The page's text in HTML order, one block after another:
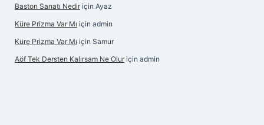
Baston Sanatı Nedir için Ayaz
Küre Prizma Var Mı için admin
Küre Prizma Var Mı için Samur
Aöf Tek Dersten Kalırsam Ne Olur için admin